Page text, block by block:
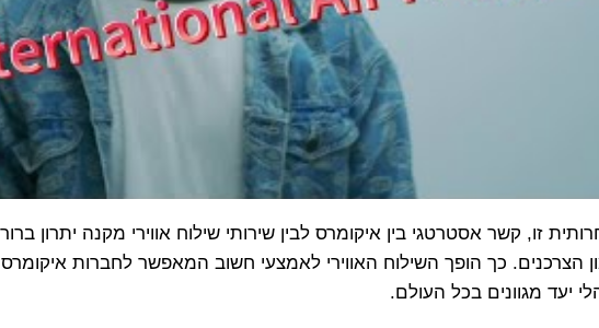
זו, קשר אסטרטגי בין איקומרס לבין שירותי שילוח אווירי מקנה יתרון
הצרכנים. כך הופך השילוח האווירי לאמצעי חשוב המאפשר לחברות איקומרס
יעד מגוונים בכל העולם.